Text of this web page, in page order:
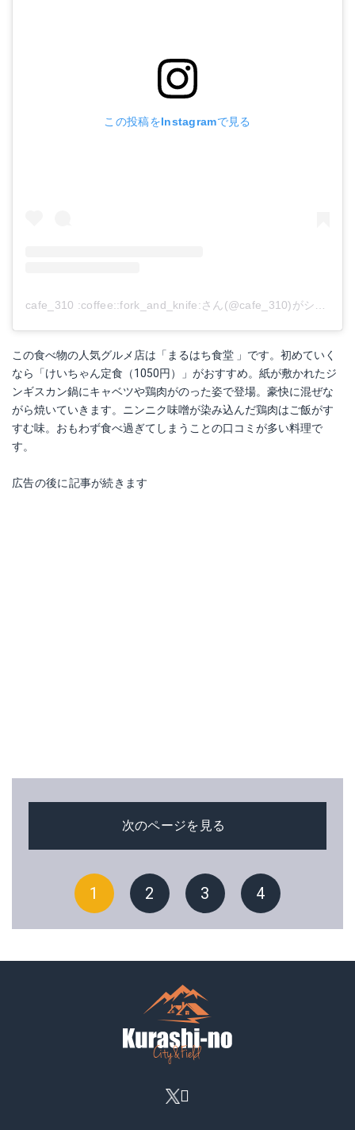
この投稿をInstagramで見る
この食べ物の人気グルメ店は「まるはち食堂 」です。初めていく
なら「けいちゃん定食（1050円）」がおすすめ。紙が敷かれたジ
ンギスカン鍋にキャベツや鶏肉がのった姿で登場。豪快に混ぜな
がら焼いていきます。ニンニク味噌が染み込んだ鶏肉はご飯がす
すむ味。おもわず食べ過ぎてしまうことの口コミが多い料理で
す。
広告の後に記事が続きます
次のページを見る
1 2 3 4